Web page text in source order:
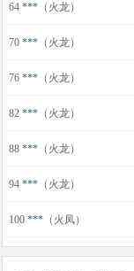
64 *** （火龙）
70 *** （火龙）
76 *** （火龙）
82 *** （火龙）
88 *** （火龙）
94 *** （火龙）
100 *** （火凤）